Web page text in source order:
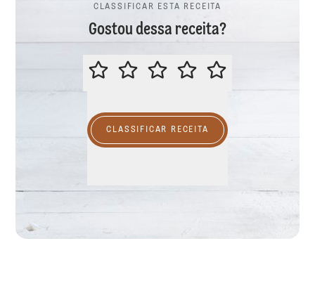
CLASSIFICAR ESTA RECEITA
Gostou dessa receita?
CLASSIFICAR ESTA RECEITA
CLASSIFICAR RECEITA